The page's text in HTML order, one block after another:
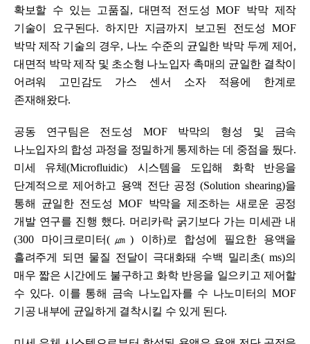
확보할 수 있는 고품질, 대면적 전도성MOF 박막 제작
기술이 요구된다.하지만 지금까지 보고된 전도성 MOF
박막 제작 기술의 경우, 나노 수준의 균일한 박막 두께 제어 ,
대면적 박막 제작 및 초소형 나노입자 촉매의 균일한 결착이
어려워 고민감도 가스 센서 소자 적용에 한계로
존재해왔다.
공동 연구팀은 전도성 MOF 박막의 형성 및 금속
나노입자의 합성 과정을 정밀하게 통제하는 데 중점을 뒀다.
미세 유체(Microfluidic) 시스템을 도입해 화학 반응을
단계적으로 제어하고 용액 전단 공정(Solution shearing)을
통해 균일한 전도성 MOF 박막을 제조하는 새로운 공정
개발 연구를 진행 했다. 머리카락 굵기보다 가는 미세관 내
(300 마이크로미터(㎛) 이하)로 합성에 필요한 용액을
흘려주게 되면 물질 전달이 극대화돼 수백 밀리초( ms)의
매우 짧은 시간에도 불구하고 화학 반응을 일으키고 제어할
수 있다. 이를 통해 금속 나노입자를 수 나노미터의 MOF
기공 내부에 균일하게 결착시킬 수 있게 된다.